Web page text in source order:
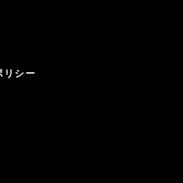
リシー